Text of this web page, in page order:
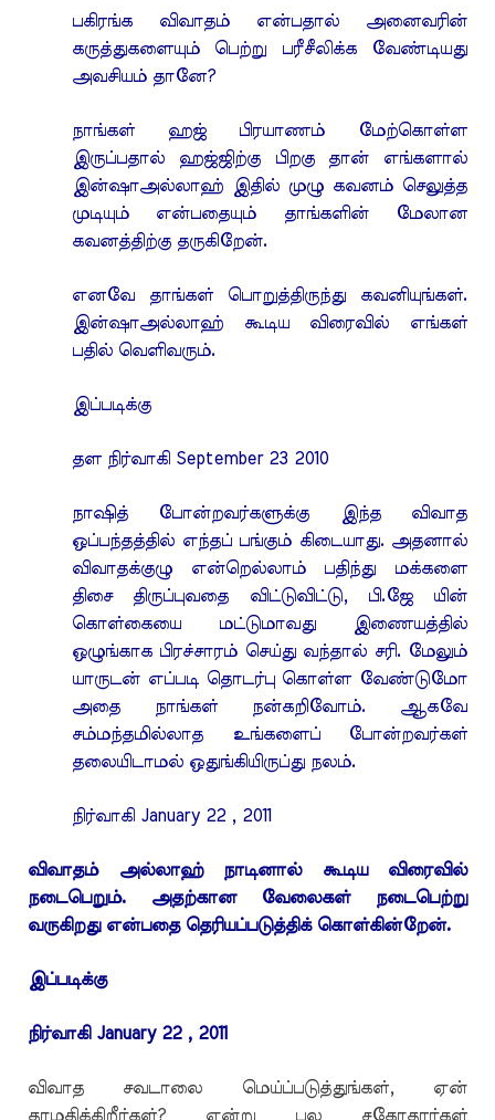
பகிரங்க விவாதம் என்பதால் அனைவரின்
கருத்துகளையும் பெற்று பரீசீலிக்க வேண்டியது
அவசியம் தானே?
நாங்கள் ஹஜ் பிரயாணம் மேற்கொள்ள
இருப்பதால் ஹஜ்ஜிற்கு பிறகு தான் எங்களால்
இன்ஷாஅல்லாஹ் இதில் முழு கவனம் செலுத்த
முடியும் என்பதையும் தாங்களின் மேலான
கவனத்திற்கு தருகிறேன்.
எனவே தாங்கள் பொறுத்திருந்து கவனியுங்கள்.
இன்ஷாஅல்லாஹ் கூடிய விரைவில் எங்கள்
பதில் வெளிவரும்.
இப்படிக்கு
தள நிர்வாகி September 23 2010
நாஷித் போன்றவர்களுக்கு இந்த விவாத
ஒப்பந்தத்தில் எந்தப் பங்கும் கிடையாது. அதனால்
விவாதக்குழு என்றெல்லாம் பதிந்து மக்களை
திசை திருப்புவதை விட்டுவிட்டு, பி.ஜே யின்
கொள்கையை மட்டுமாவது இணையத்தில்
ஒழுங்காக பிரச்சாரம் செய்து வந்தால் சரி. மேலும்
யாருடன் எப்படி தொடர்பு கொள்ள வேண்டுமோ
அதை நாங்கள் நன்கறிவோம். ஆகவே
சம்மந்தமில்லாத உங்களைப் போன்றவர்கள்
தலையிடாமல் ஒதுங்கியிருப்து நலம்.
நிர்வாகி January 22 , 2011
விவாதம் அல்லாஹ் நாடினால் கூடிய விரைவில்
நடைபெறும். அதற்கான வேலைகள் நடைபெற்று
வருகிறது என்பதை தெரியப்படுத்திக் கொள்கின்றேன்.
இப்படிக்கு
நிர்வாகி January 22 , 2011
விவாத சவடாலை மெய்ப்படுத்துங்கள், ஏன்
தாமதிக்கிறீர்கள்? என்று பல சகோதரர்கள்